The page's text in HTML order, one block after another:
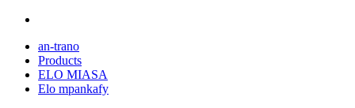
an-trano
Products
ELO MIASA
Elo mpankafy